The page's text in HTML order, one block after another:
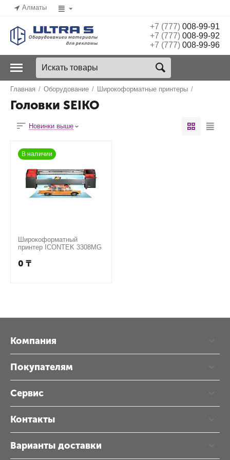
Алматы
+7 (777)008-99-91
+7 (777)008-99-92
+7 (777)008-99-96
Главная / Оборудование / Широкоформатные принтеры /
Головки SEIKO
Новинки выше
В наличии
Широкоформатный
принтер ICONTEK 3308MG
0 ₸
Компания
Покупателям
Сервис
Контакты
Варианты доставки